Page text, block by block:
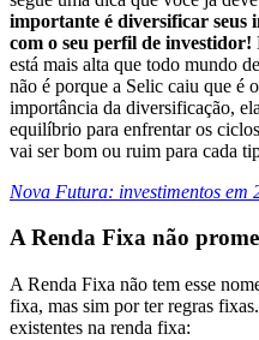
importante é diversificar seus
com o seu perfil de investidor!
está mais alta que todo mundo
não é porque a Selic caiu que é
importância da diversificação,
equilíbrio para enfrentar os
vai ser bom ou ruim para cada
Nova Futura: investimentos em
A Renda Fixa não
A Renda Fixa não tem esse
fixa, mas sim por ter regras
existentes na renda fixa: